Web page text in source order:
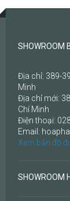
SHOWROOM
Địa chỉ: 389-
Minh
Địa chỉ mới:
Chí Minh
Điện thoại:
Email:
Xem bản đồ
SHOWROOM